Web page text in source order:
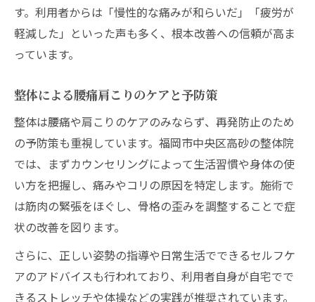
す。利用者からは「慢性的な痛みが和らいだ」「疲労が
軽減した」といった声も多く、根本改善への信頼が高ま
っています。
整体による腰痛肩こりのケアと予防策
整体は腰痛や肩こりのケアのみならず、再発防止のため
の予防策も重視しています。福岡市中央区高砂の整体院
では、まずカウンセリングによって生活習慣や身体の使
い方を把握し、痛みやコリの原因を特定します。施術で
は筋肉の緊張をほぐし、骨格の歪みを調整することで症
状の改善を図ります。
さらに、正しい姿勢の指導や日常生活でできるセルフケ
アのアドバイスも行われており、利用者自身が自宅でで
きるストレッチや体操などの実践が推奨されています。